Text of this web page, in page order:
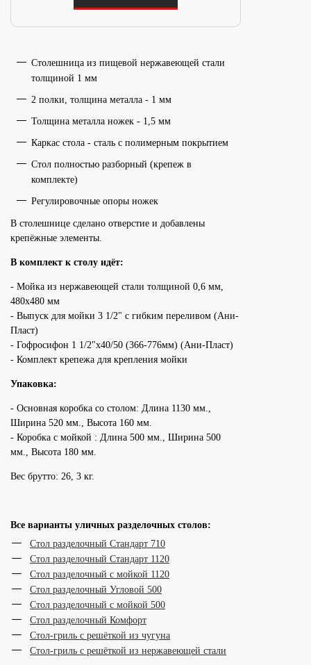
Столешница из пищевой нержавеющей стали
толщиной 1 мм
2 полки, толщина металла - 1 мм
Толщина металла ножек - 1,5 мм
Каркас стола - сталь с полимерным покрытием
Стол полностью разборный (крепеж в
комплекте)
Регулировочные опоры ножек
В столешнице сделано отверстие и добавлены
крепёжные элементы.
В комплект к столу идёт:
- Мойка из нержавеющей стали толщиной 0,6 мм,
480х480 мм
- Выпуск для мойки 3 1/2" с гибким переливом (Ани-
Пласт)
- Гофросифон 1 1/2"х40/50 (366-776мм) (Ани-Пласт)
- Комплект крепежа для крепления мойки
Упаковка:
- Основная коробка со столом: Длина 1130 мм.,
Ширина 520 мм., Высота 160 мм.
- Коробка с мойкой : Длина 500 мм., Ширина 500
мм., Высота 180 мм.
Вес брутто: 26, 3 кг.
Все варианты уличных разделочных столов:
Стол разделочный Стандарт 710
Стол разделочный Стандарт 1120
Стол разделочный с мойкой 1120
Стол разделочный Угловой 500
Стол разделочный с мойкой 500
Стол разделочный Комфорт
Стол-гриль с решёткой из чугуна
Стол-гриль с решёткой из нержавеющей стали